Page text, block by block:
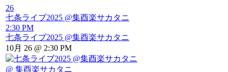
26
七条ライブ2025 @集酉楽サカタニ
2:30 PM
七条ライブ2025 @集酉楽サカタニ
10月 26 @ 2:30 PM